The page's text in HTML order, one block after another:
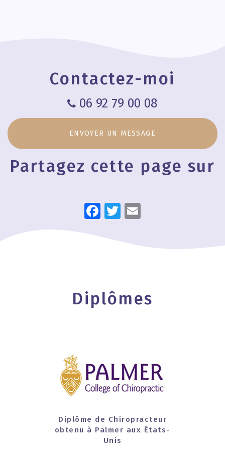
Contactez-moi
06 92 79 00 08
ENVOYER UN MESSAGE
Partagez cette page sur
Facebook
Twitter
Diplômes
Diplôme de Chiropracteur
obtenu à Palmer aux États-
Unis